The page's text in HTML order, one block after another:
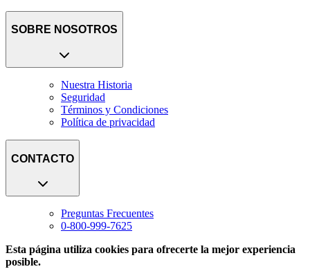
SOBRE NOSOTROS
Nuestra Historia
Seguridad
Términos y Condiciones
Política de privacidad
CONTACTO
Preguntas Frecuentes
0-800-999-7625
Esta página utiliza cookies para ofrecerte la mejor experiencia
posible.